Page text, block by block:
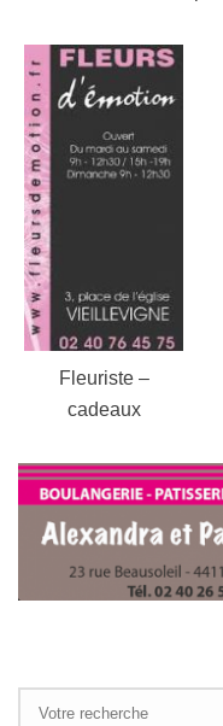
Fleuriste –
cadeaux